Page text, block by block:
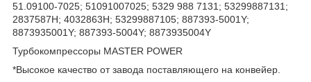
51.09100-7025; 51091007025; 5329 988 7131; 53299887131;
2837587H; 4032863H; 53299887105; 887393-5001Y;
8873935001Y; 887393-5004Y; 8873935004Y
Турбокомпрессоры MASTER POWER
*Высокое качество от завода поставляющего на конвейер.